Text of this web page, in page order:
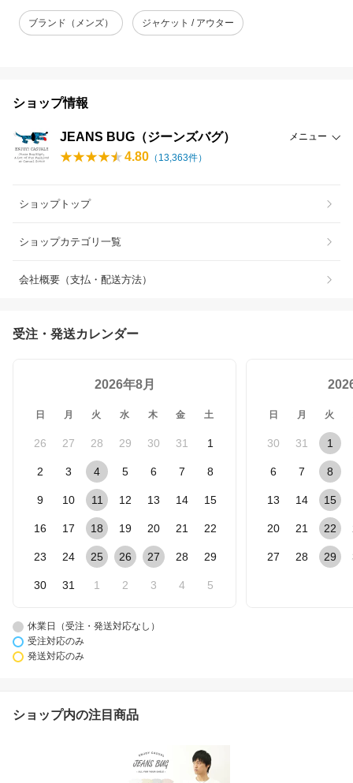
ブランド（メンズ） ジャケット / アウター
ショップ情報
JEANS BUG（ジーンズバグ） メニュー
4.80 （ 13,363件）
ショップトップ
ショップカテゴリ一覧
会社概要（支払・配送方法）
受注・発送カレンダー
2026年8月
日 月 火 水 木 金 土
26 27 28 29 30 31 1
2 3 4 5 6 7 8
9 10 11 12 13 14 15
16 17 18 19 20 21 22
23 24 25 26 27 28 29
30 31 1 2 3 4 5
日 月 火
30 31 1
6 7 8
13 14 15
20 21 22
27 28 29
休業日（受注・発送対応なし）
受注対応のみ
発送対応のみ
ショップ内の注目商品